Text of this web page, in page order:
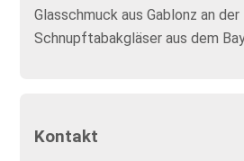
Glasschmuck aus Gablonz an
Schnupftabakgläser aus dem
Kontakt